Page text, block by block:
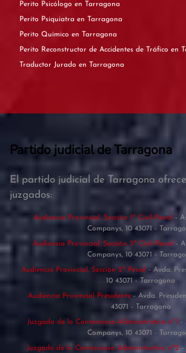
Perito Psicólogo en Tarragona
Perito Psiquiatra en Tarragona
Perito Químico en Tarragona
Perito
Traductor Jurado en Tarragona
Partido judicial de Tarragona
El partido judicial de Tarragona
juzgados:
Audiencia Provincial, Sección 1ª Civil-Penal -
Companys, 10 43071 -
Audiencia Provincial, Sección 3ª Civil-Penal -
Companys, 10 43071 -
Audiencia Provincial, Sección 2ª Penal- Avda.
10 43071 - Tarragona
Audiencia Provincial Presidente - Avda.
43071 - Tarragona
Juzgado de lo Contencioso-Administrativo nº1 -
Companys, 10 43071 -
Juzgado de lo Contencioso-Administrativo nº2-